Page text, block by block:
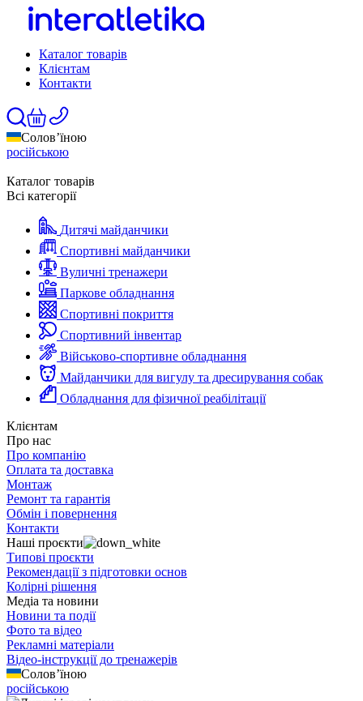
Каталог товарів
Клієнтам
Контакти
Солов’їною
російською
Каталог товарів
Всі категорії
Дитячі майданчики
Спортивні майданчики
Вуличні тренажери
Паркове обладнання
Спортивні покриття
Спортивний інвентар
Військово-спортивне обладнання
Майданчики для вигулу та дресирування собак
Обладнання для фізичної реабілітації
Клієнтам
Про нас
Про компанію
Оплата та доставка
Монтаж
Ремонт та гарантія
Обмін і повернення
Контакти
Наші проєкти
Типові проєкти
Рекомендації з підготовки основ
Колірні рішення
Медіа та новини
Новини та події
Фото та відео
Рекламні матеріали
Відео-інструкції до тренажерів
Солов’їною
російською